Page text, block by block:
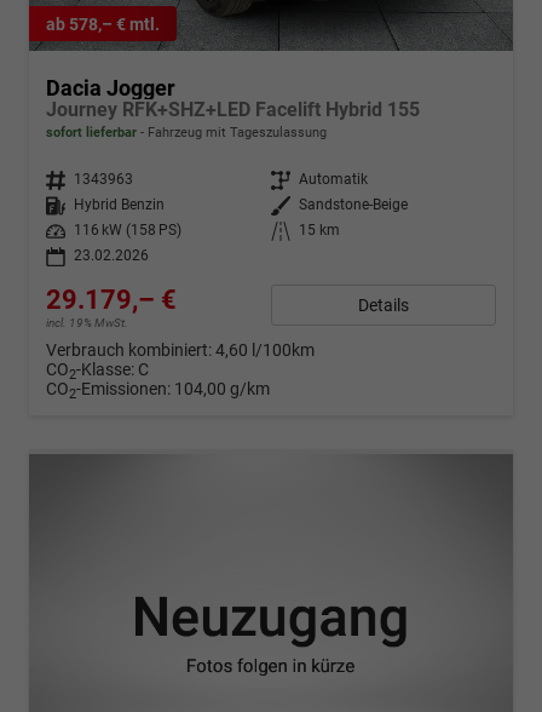
ab 578,– € mtl.
Dacia Jogger
Journey RFK+SHZ+LED Facelift Hybrid 155
sofort lieferbar Fahrzeug mit Tageszulassung
Fahrzeugnr. 1343963 Getriebe Automatik
Kraftstoff
Hybrid Benzin Außenfarbe Sandstone-Beige
Leistung
116 kW (158 PS) Kilometerstand
15 km
23.02.2026
29.179,– €
incl. 19% MwSt.
Details
Verbrauch kombiniert:4,60 l/100km
CO2-Klasse: C
CO2-Emissionen: 104,00 g/km